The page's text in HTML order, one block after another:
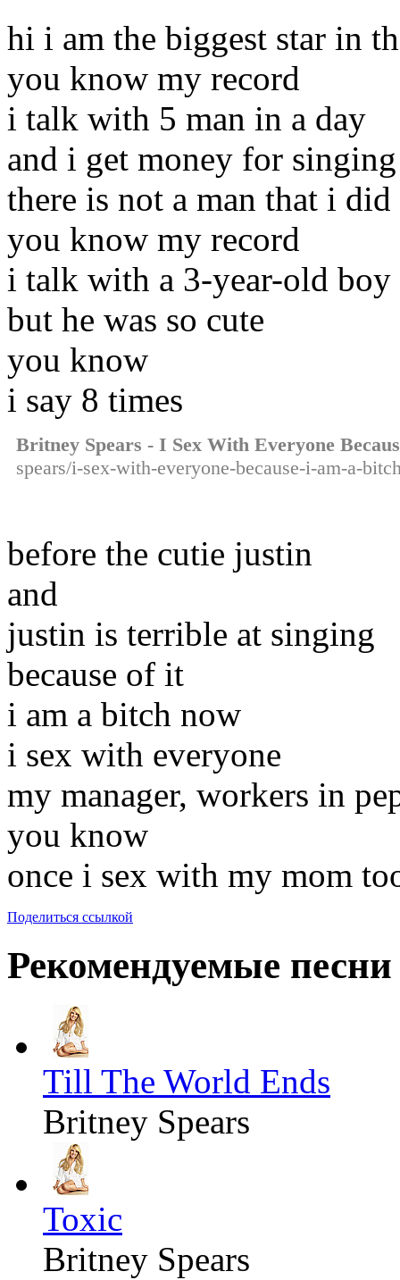
hi i am the biggest star in
you know my record
i talk with 5 man in a day
and i get money for singing
there is not a man that i
you know my record
i talk with a 3-year-old boy
but he was so cute
you know
i say 8 times
Britney Spears - I Sex With Everyone
spears/i-sex-with-everyone-because-i-am-a-
before the cutie justin
and
justin is terrible at singing
because of it
i am a bitch now
i sex with everyone
my manager, workers in
you know
once i sex with my mom
Поделиться ссылкой
Рекомендуемые песни
Till The World Ends
Britney Spears
Toxic
Britney Spears